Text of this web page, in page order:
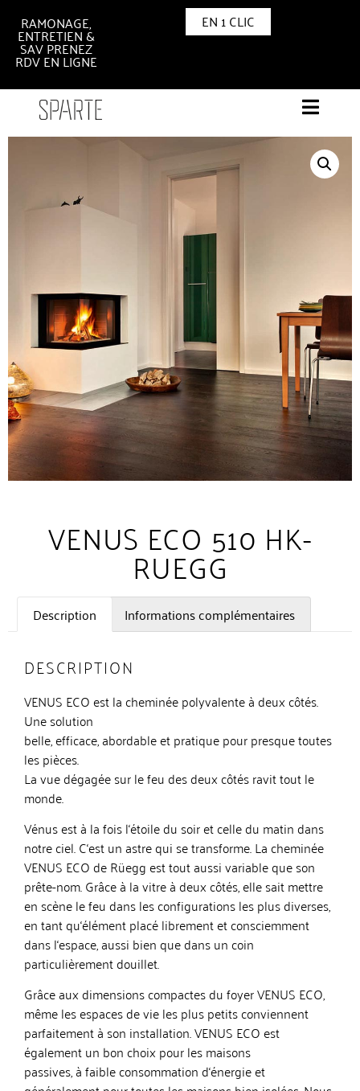
RAMONAGE,
ENTRETIEN &
SAV PRENEZ
RDV EN LIGNE
EN 1 CLIC
VENUS ECO 510 HK-
RUEGG
Description Informations complémentaires
DESCRIPTION
VENUS ECO est la cheminée polyvalente à deux côtés.
Une solution
belle, efficace, abordable et pratique pour presque toutes
les pièces.
La vue dégagée sur le feu des deux côtés ravit tout le
monde.
Vénus est à la fois l‘étoile du soir et celle du matin dans
notre ciel. C‘est un astre qui se transforme. La cheminée
VENUS ECO de Rüegg est tout aussi variable que son
prête-nom. Grâce à la vitre à deux côtés, elle sait mettre
en scène le feu dans les configurations les plus diverses,
en tant qu‘élément placé librement et consciemment
dans l‘espace, aussi bien que dans un coin
particulièrement douillet.
Grâce aux dimensions compactes du foyer VENUS ECO,
même les espaces de vie les plus petits conviennent
parfaitement à son installation. VENUS ECO est
également un bon choix pour les maisons
passives, à faible consommation d‘énergie et